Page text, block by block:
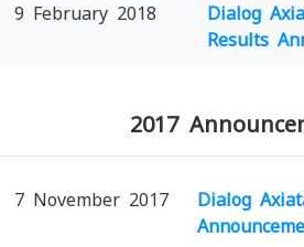
9 February 2018
Dialog
Results
2017
7 November 2017
Dialog